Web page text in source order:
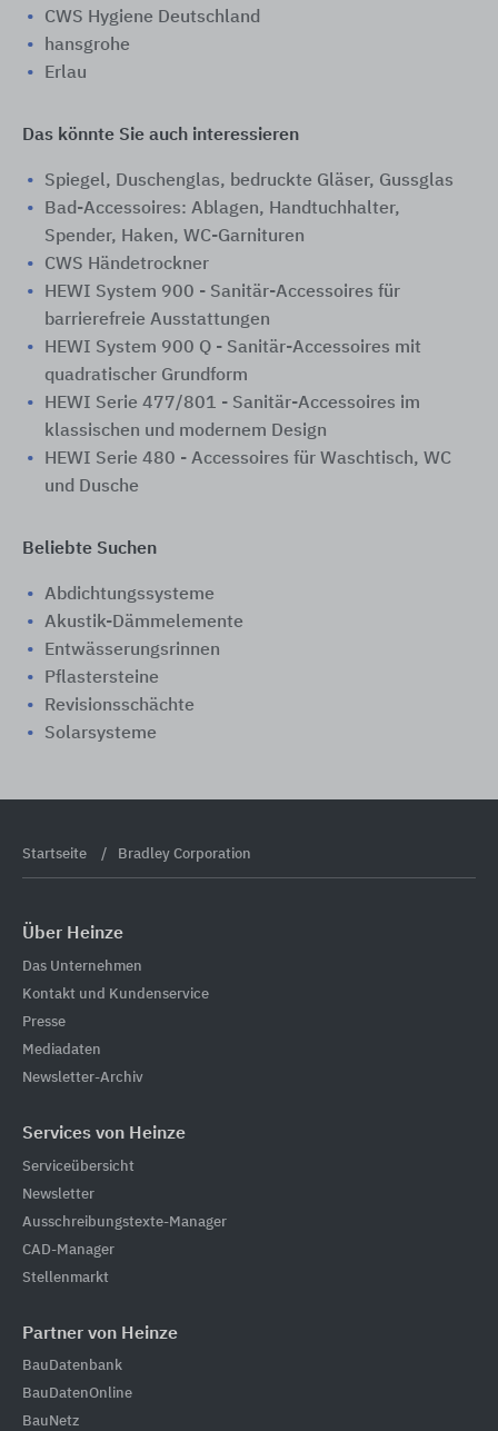
CWS Hygiene Deutschland
hansgrohe
Erlau
Das könnte Sie auch interessieren
Spiegel, Duschenglas, bedruckte Gläser, Gussglas
Bad-Accessoires: Ablagen, Handtuchhalter,
Spender, Haken, WC-Garnituren
CWS Händetrockner
HEWI System 900 - Sanitär-Accessoires für
barrierefreie Ausstattungen
HEWI System 900 Q - Sanitär-Accessoires mit
quadratischer Grundform
HEWI Serie 477/801 - Sanitär-Accessoires im
klassischen und modernem Design
HEWI Serie 480 - Accessoires für Waschtisch, WC
und Dusche
Beliebte Suchen
Abdichtungssysteme
Akustik-Dämmelemente
Entwässerungsrinnen
Pflastersteine
Revisionsschächte
Solarsysteme
Startseite Bradley Corporation
Über Heinze
Das Unternehmen
Kontakt und Kundenservice
Presse
Mediadaten
Newsletter-Archiv
Services von Heinze
Serviceübersicht
Newsletter
Ausschreibungstexte-Manager
CAD-Manager
Stellenmarkt
Partner von Heinze
BauDatenbank
BauDatenOnline
BauNetz